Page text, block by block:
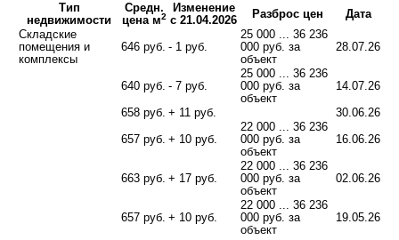
Тип
недвижимости
Средн.
цена м2
Изменение
с 21.04.2026
Разброс цен
Дата
Складские
помещения и
комплексы
646 руб. - 1 руб.
25 000 ... 36 236
000 руб. за
объект
28.07.26
640 руб. - 7 руб.
25 000 ... 36 236
000 руб. за
объект
14.07.26
658 руб. + 11 руб.
30.06.26
657 руб. + 10 руб.
22 000 ... 36 236
000 руб. за
объект
16.06.26
663 руб. + 17 руб.
22 000 ... 36 236
000 руб. за
объект
02.06.26
657 руб. + 10 руб.
22 000 ... 36 236
000 руб. за
объект
19.05.26